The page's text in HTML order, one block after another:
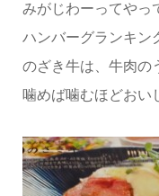
みがじわーってやっ
ハンバーグランキン
のざき牛は、牛肉の
噛めば噛むほどおい